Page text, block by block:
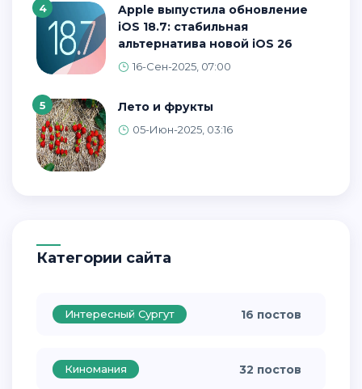
4
Apple выпустила обновление
iOS 18.7: стабильная
альтернатива новой iOS 26
16-Сен-2025, 07:00
5 Лето и фрукты
05-Июн-2025, 03:16
Категории сайта
Интересный Сургут 16 постов
Киномания 32 постов